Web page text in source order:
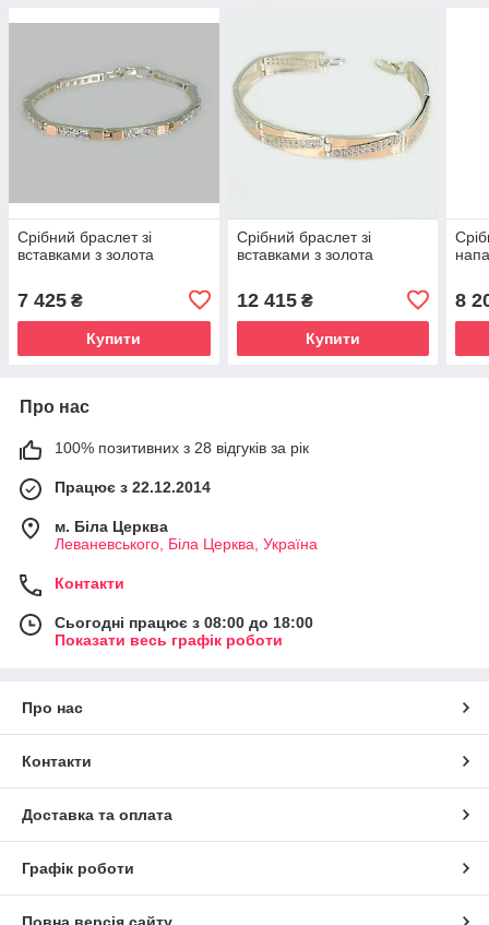
Срібний браслет зі
вставками з золота
7 425 ₴
Купити
Срібний браслет зі
вставками з золота
12 415₴
Купити
8
Про нас
100% позитивних з 28 відгуків за рік
Працює з 22.12.2014
м. Біла Церква
Леваневського, Біла Церква, Україна
Контакти
Сьогодні працює з 08:00 до 18:00
Показати весь графік роботи
Про нас
Контакти
Доставка та оплата
Графік роботи